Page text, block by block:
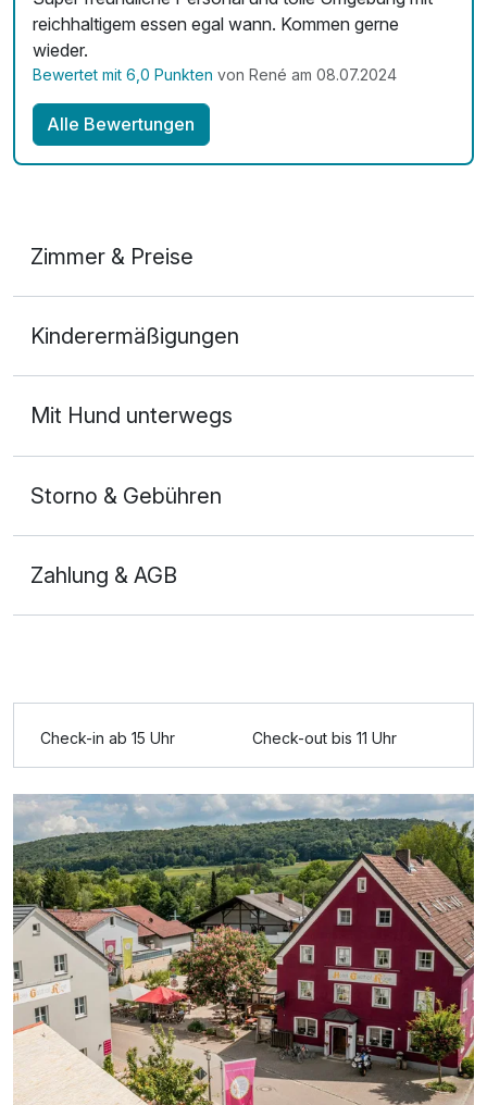
reichhaltigem essen egal wann. Kommen gerne
wieder.
Bewertet mit 6,0 Punkten von René am 08.07.2024
Alle Bewertungen
Zimmer & Preise
2 Erwachsene und 1 Kind
Doppelzimmer Premium A
2 Erwachsene und 2 Kinder
Kinderermäßigungen
Mit Hund unterwegs
Storno & Gebühren
Zahlung & AGB
Check-in ab 15 Uhr Check-out bis 11 Uhr